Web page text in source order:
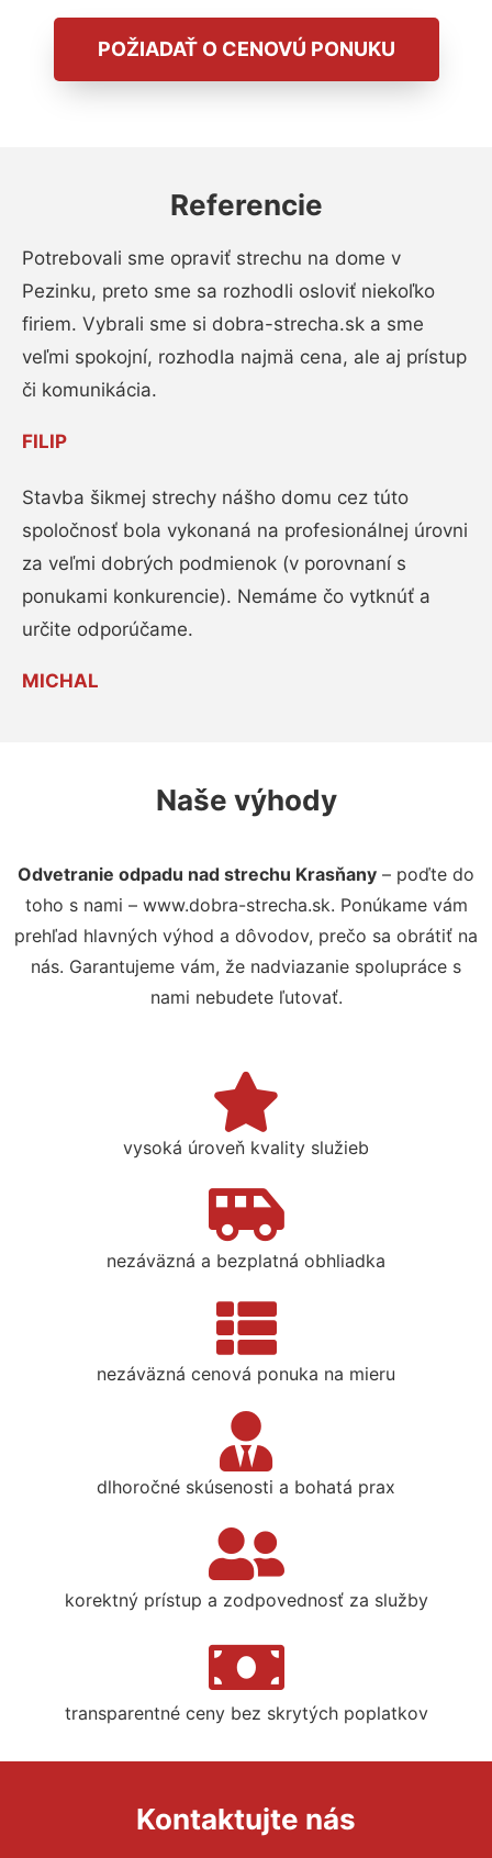
POŽIADAŤ O CENOVÚ PONUKU
Referencie
Potrebovali sme opraviť strechu na dome v
Pezinku, preto sme sa rozhodli osloviť niekoľko
firiem. Vybrali sme si dobra-strecha.sk a sme
veľmi spokojní, rozhodla najmä cena, ale aj prístup
či komunikácia.
FILIP
Stavba šikmej strechy nášho domu cez túto
spoločnosť bola vykonaná na profesionálnej úrovni
za veľmi dobrých podmienok (v porovnaní s
ponukami konkurencie). Nemáme čo vytknúť a
určite odporúčame.
MICHAL
Naše výhody
Odvetranie odpadu nad strechu Krasňany – poďte do
toho s nami – www.dobra-strecha.sk. Ponúkame vám
prehľad hlavných výhod a dôvodov, prečo sa obrátiť na
nás. Garantujeme vám, že nadviazanie spolupráce s
nami nebudete ľutovať.
vysoká úroveň kvality služieb
nezáväzná a bezplatná obhliadka
nezáväzná cenová ponuka na mieru
dlhoročné skúsenosti a bohatá prax
korektný prístup a zodpovednosť za služby
transparentné ceny bez skrytých poplatkov
Kontaktujte nás